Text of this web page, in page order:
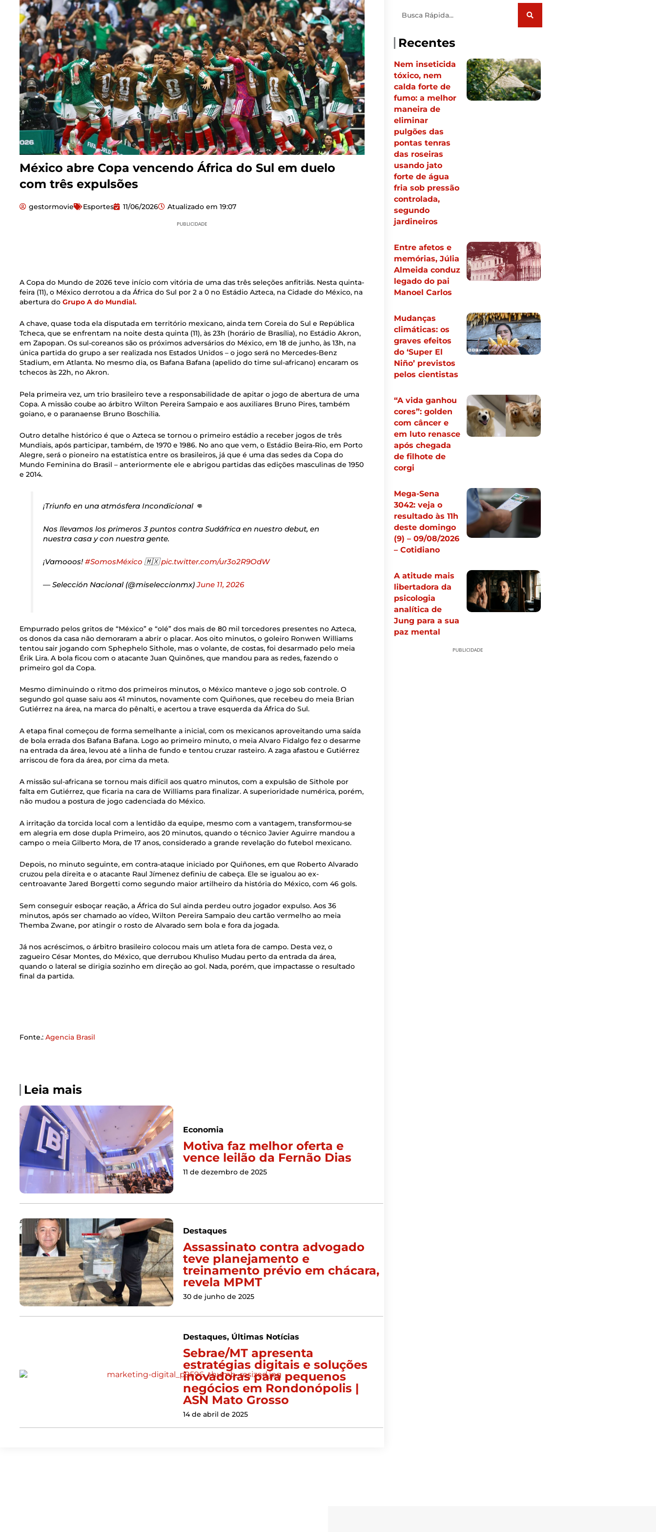
México abre Copa vencendo África do Sul em duelo
com três expulsões
gestormovie Esportes 11/06/2026 Atualizado em 19:07
PUBLICIDADE
A Copa do Mundo de 2026 teve início com vitória de uma das três seleções anfitriãs. Nesta quinta-
feira (11), o México derrotou a da África do Sul por 2 a 0 no Estádio Azteca, na Cidade do México, na
abertura do Grupo A do Mundial.
A chave, quase toda ela disputada em território mexicano, ainda tem Coreia do Sul e República
Tcheca, que se enfrentam na noite desta quinta (11), às 23h (horário de Brasília), no Estádio Akron,
em Zapopan. Os sul-coreanos são os próximos adversários do México, em 18 de junho, às 13h, na
única partida do grupo a ser realizada nos Estados Unidos – o jogo será no Mercedes-Benz
Stadium, em Atlanta. No mesmo dia, os Bafana Bafana (apelido do time sul-africano) encaram os
tchecos às 22h, no Akron.
Pela primeira vez, um trio brasileiro teve a responsabilidade de apitar o jogo de abertura de uma
Copa. A missão coube ao árbitro Wilton Pereira Sampaio e aos auxiliares Bruno Pires, também
goiano, e o paranaense Bruno Boschilia.
Outro detalhe histórico é que o Azteca se tornou o primeiro estádio a receber jogos de três
Mundiais, após participar, também, de 1970 e 1986. No ano que vem, o Estádio Beira-Rio, em Porto
Alegre, será o pioneiro na estatística entre os brasileiros, já que é uma das sedes da Copa do
Mundo Feminina do Brasil – anteriormente ele e abrigou partidas das edições masculinas de 1950
e 2014.
¡Triunfo en una atmósfera Incondicional 👊
Nos llevamos los primeros 3 puntos contra Sudáfrica en nuestro debut, en
nuestra casa y con nuestra gente.
¡Vamooos!#SomosMéxico 🇲🇽pic.twitter.com/ur3o2R9OdW
— Selección Nacional (@miseleccionmx)June 11, 2026
Empurrado pelos gritos de “México” e “olé” dos mais de 80 mil torcedores presentes no Azteca,
os donos da casa não demoraram a abrir o placar. Aos oito minutos, o goleiro Ronwen Williams
tentou sair jogando com Sphephelo Sithole, mas o volante, de costas, foi desarmado pelo meia
Érik Lira. A bola ficou com o atacante Juan Quinõnes, que mandou para as redes, fazendo o
primeiro gol da Copa.
Mesmo diminuindo o ritmo dos primeiros minutos, o México manteve o jogo sob controle. O
segundo gol quase saiu aos 41 minutos, novamente com Quiñones, que recebeu do meia Brian
Gutiérrez na área, na marca do pênalti, e acertou a trave esquerda da África do Sul.
A etapa final começou de forma semelhante a inicial, com os mexicanos aproveitando uma saída
de bola errada dos Bafana Bafana. Logo ao primeiro minuto, o meia Alvaro Fidalgo fez o desarme
na entrada da área, levou até a linha de fundo e tentou cruzar rasteiro. A zaga afastou e Gutiérrez
arriscou de fora da área, por cima da meta.
A missão sul-africana se tornou mais difícil aos quatro minutos, com a expulsão de Sithole por
falta em Gutiérrez, que ficaria na cara de Williams para finalizar. A superioridade numérica, porém,
não mudou a postura de jogo cadenciada do México.
A irritação da torcida local com a lentidão da equipe, mesmo com a vantagem, transformou-se
em alegria em dose dupla Primeiro, aos 20 minutos, quando o técnico Javier Aguirre mandou a
campo o meia Gilberto Mora, de 17 anos, considerado a grande revelação do futebol mexicano.
Depois, no minuto seguinte, em contra-ataque iniciado por Quiñones, em que Roberto Alvarado
cruzou pela direita e o atacante Raul Jímenez definiu de cabeça. Ele se igualou ao ex-
centroavante Jared Borgetti como segundo maior artilheiro da história do México, com 46 gols.
Sem conseguir esboçar reação, a África do Sul ainda perdeu outro jogador expulso. Aos 36
minutos, após ser chamado ao vídeo, Wilton Pereira Sampaio deu cartão vermelho ao meia
Themba Zwane, por atingir o rosto de Alvarado sem bola e fora da jogada.
Já nos acréscimos, o árbitro brasileiro colocou mais um atleta fora de campo. Desta vez, o
zagueiro César Montes, do México, que derrubou Khuliso Mudau perto da entrada da área,
quando o lateral se dirigia sozinho em direção ao gol. Nada, porém, que impactasse o resultado
final da partida.
Fonte.: Agencia Brasil
Leia mais
Economia
Motiva faz melhor oferta e
vence leilão da Fernão Dias
11 de dezembro de 2025
Destaques
Assassinato contra advogado
teve planejamento e
treinamento prévio em chácara,
revela MPMT
30 de junho de 2025
Destaques, Últimas Notícias
Sebrae/MT apresenta
estratégias digitais e soluções
inovadoras para pequenos
negócios em Rondonópolis |
ASN Mato Grosso
14 de abril de 2025
Recentes
Nem inseticida
tóxico, nem
calda forte de
fumo: a melhor
maneira de
eliminar
pulgões das
pontas tenras
das roseiras
usando jato
forte de água
fria sob pressão
controlada,
segundo
jardineiros
Entre afetos e
memórias, Júlia
Almeida conduz
legado do pai
Manoel Carlos
Mudanças
climáticas: os
graves efeitos
do ‘Super El
Niño’ previstos
pelos cientistas
“A vida ganhou
cores”: golden
com câncer e
em luto renasce
após chegada
de filhote de
corgi
Mega-Sena
3042: veja o
resultado às 11h
deste domingo
(9) – 09/08/2026
– Cotidiano
A atitude mais
libertadora da
psicologia
analítica de
Jung para a sua
paz mental
PUBLICIDADE